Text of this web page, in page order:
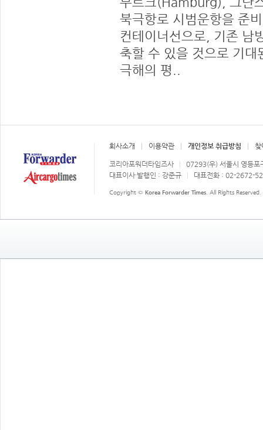
북극항로 시범운항을 준
컨테이너선으로, 기존 남
축할 수 있을 것으로 기
극해의 평..
회사소개 이용약관 개인정보 취급방침 찾
코리아포워더타임즈사
07293(우) 서울시 영등포
대표이사·발행인 : 강준규
대표전화 : 02-2672-
Copyright © Korea Forwarder Times . All Rights Reserved.